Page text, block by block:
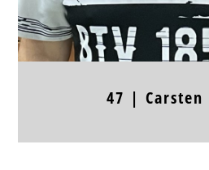
47 | Carsten